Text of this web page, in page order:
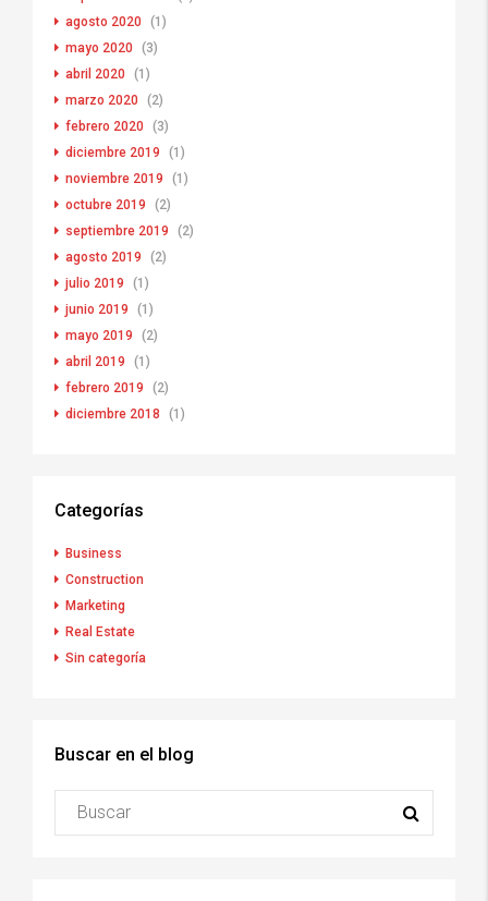
agosto 2020
(1)
mayo 2020
(3)
abril 2020
(1)
marzo 2020
(2)
febrero 2020
(3)
diciembre 2019
(1)
noviembre 2019
(1)
octubre 2019
(2)
septiembre 2019
(2)
agosto 2019
(2)
julio 2019
(1)
junio 2019
(1)
mayo 2019
(2)
abril 2019
(1)
febrero 2019
(2)
diciembre 2018
(1)
Categorías
Business
Construction
Marketing
Real Estate
Sin categoría
Buscar en el blog